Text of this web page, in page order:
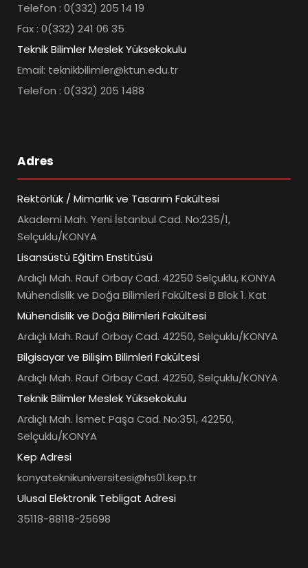
Telefon : 0(332) 205 14 19
Fax : 0(332) 241 06 35
Teknik Bilimler Meslek Yüksekokulu
Email: teknikbilimler@ktun.edu.tr
Telefon : 0(332) 205 1488
Adres
Rektörlük / Mimarlık ve Tasarım Fakültesi
Akademi Mah. Yeni İstanbul Cad. No:235/1,
Selçuklu/KONYA
Lisansüstü Eğitim Enstitüsü
Ardıçlı Mah. Rauf Orbay Cad. 42250 Selçuklu, KONYA
Mühendislik ve Doğa Bilimleri Fakültesi B Blok 1. Kat
Mühendislik ve Doğa Bilimleri Fakültesi
Ardıçlı Mah. Rauf Orbay Cad. 42250, Selçuklu/KONYA
Bilgisayar ve Bilişim Bilimleri Fakültesi
Ardıçlı Mah. Rauf Orbay Cad. 42250, Selçuklu/KONYA
Teknik Bilimler Meslek Yüksekokulu
Ardıçlı Mah. İsmet Paşa Cad. No:351, 42250,
Selçuklu/KONYA
Kep Adresi
konyateknikuniversitesi@hs01.kep.tr
Ulusal Elektronik Tebligat Adresi
35118-88118-25698